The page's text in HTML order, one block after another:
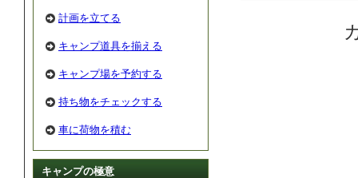
計画を立てる
キャンプ道具を揃える
キャンプ場を予約する
持ち物をチェックする
車に荷物を積む
キャンプの極意